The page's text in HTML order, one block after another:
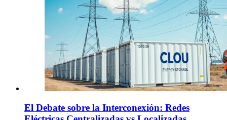
El Debate sobre la Interconexión: Redes